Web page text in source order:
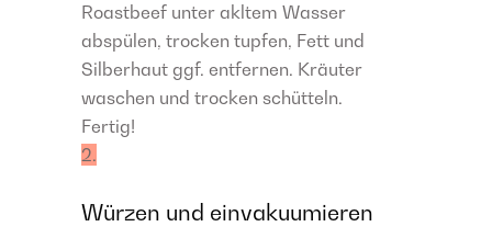
Roastbeef unter akltem Wasser
abspülen, trocken tupfen, Fett und
Silberhaut ggf. entfernen. Kräuter
waschen und trocken schütteln.
Fertig!
2.
Würzen und einvakuumieren